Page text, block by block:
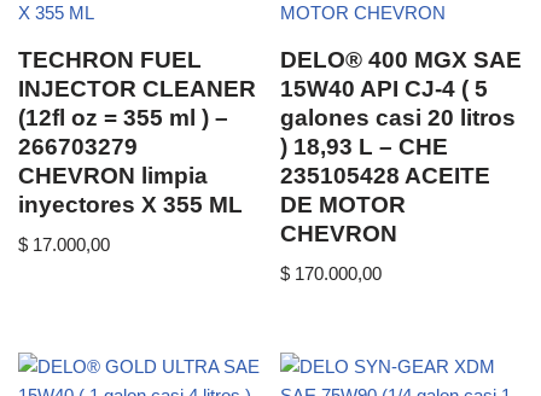
TECHRON FUEL
INJECTOR CLEANER
(12fl oz = 355 ml ) –
266703279
CHEVRON limpia
inyectores X 355 ML
$ 17.000,00
DELO® 400 MGX SAE
15W40 API CJ-4 ( 5
galones casi 20 litros
) 18,93 L – CHE
235105428 ACEITE
DE MOTOR
CHEVRON
$ 170.000,00